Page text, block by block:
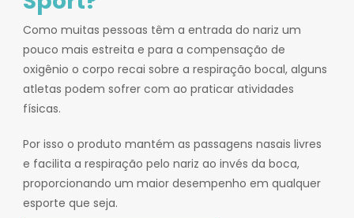
Como muitas pessoas têm a entrada do nariz um
pouco mais estreita e para a compensação de
oxigênio o corpo recai sobre a respiração bocal, alguns
atletas podem sofrer com ao praticar atividades
físicas.
Por isso o produto mantém as passagens nasais livres
e facilita a respiração pelo nariz ao invés da boca,
proporcionando um maior desempenho em qualquer
esporte que seja.